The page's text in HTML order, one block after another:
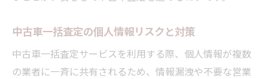
中古車一括査定の個人情報リスクと対策
中古車一括査定サービスを利用する際、個人情報が複数
の業者に一斉に共有されるため、情報漏洩や不要な営業